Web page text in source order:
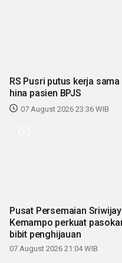
RS Pusri putus kerja
hina pasien BPJS
07 August 2026 23:36 WIB
Pusat Persemaian
Kemampo perkuat
bibit penghijauan
07 August 2026 21:04 WIB